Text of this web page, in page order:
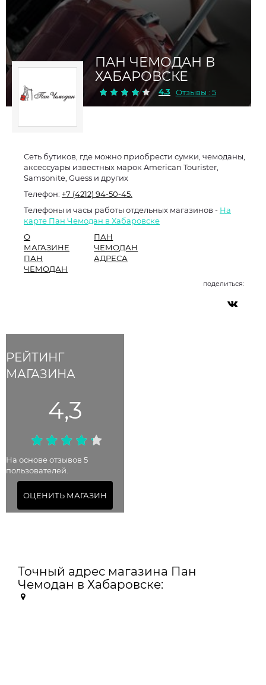
ПАН ЧЕМОДАН В
ХАБАРОВСКЕ
4.3 Отзывы : 5
РЕЙТИНГ
МАГАЗИНА
4,3
На основе отзывов 5
пользователей.
ОЦЕНИТЬ МАГАЗИН
Сеть бутиков, где можно приобрести сумки, чемоданы,
аксессуары известных марок American Tourister,
Samsonite, Guess и других
Телефон: +7 (4212) 94-50-45.
Телефоны и часы работы отдельных магазинов - На
карте Пан Чемодан в Хабаровске
О
МАГАЗИНЕ
ПАН
ЧЕМОДАН
ПАН
ЧЕМОДАН
АДРЕСА
поделиться:
Точный адрес магазина Пан
Чемодан в Хабаровске: